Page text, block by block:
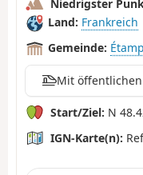
Niedrigster
Land: Frankreich
Gemeinde:
Mit
Start/Ziel: N
IGN-Karte(n):